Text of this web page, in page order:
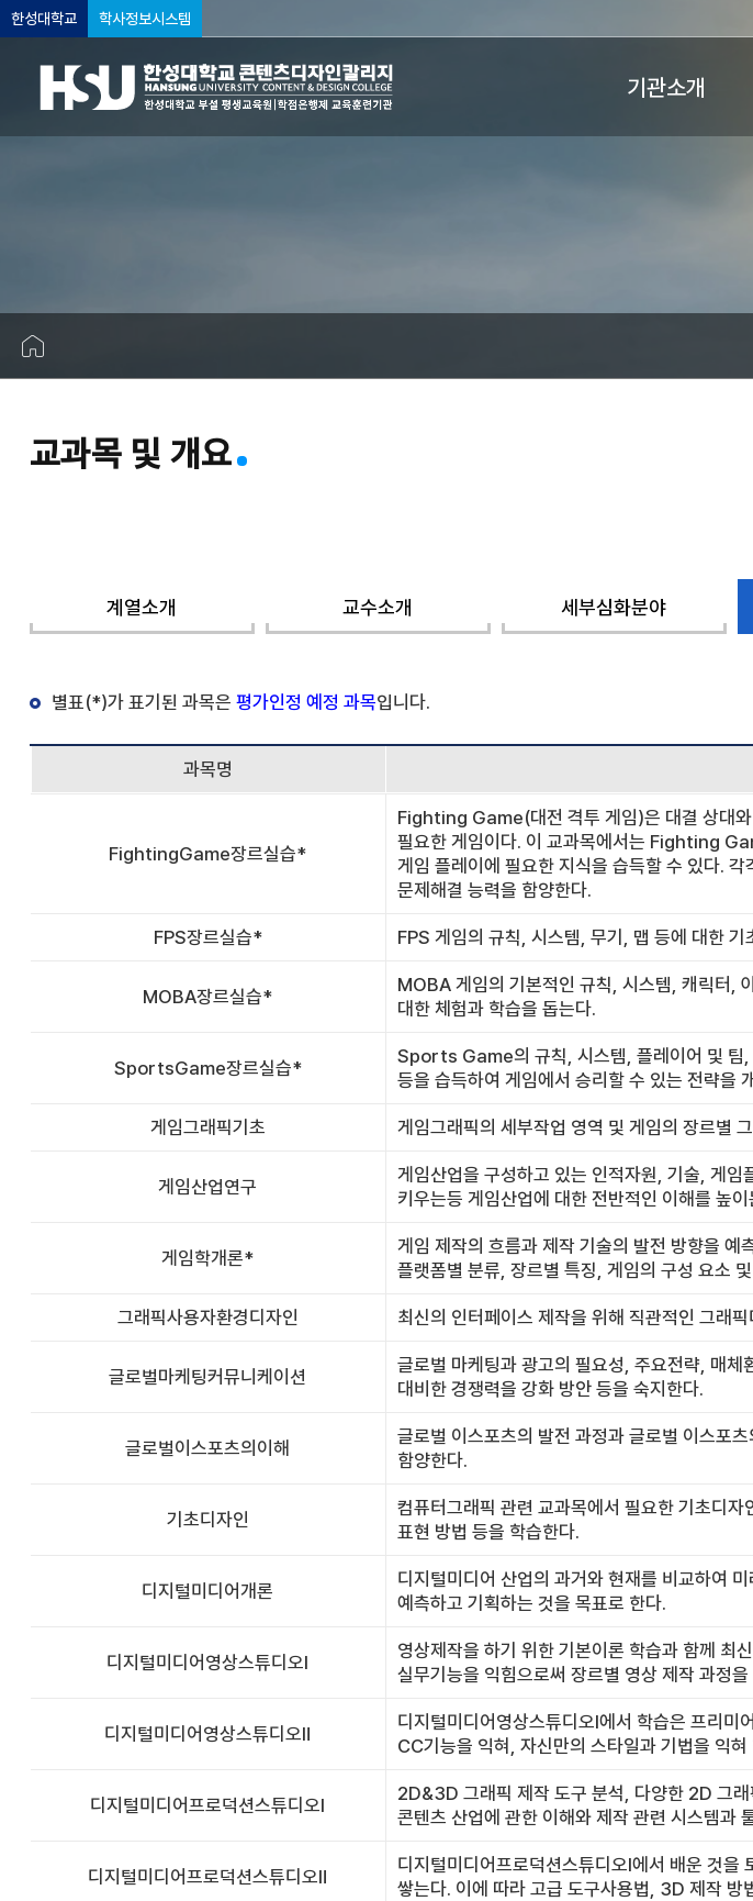
한성대학교 학사정보시스템
기관소개
교과목 및 개요
계열소개 교수소개 세부심화분야
별표(*)가 표기된 과목은 평가인정 예정 과목입니다.
과목명
FightingGame장르실습*
Fighting Game(대전 격투 게임)은 대결 상대와
필요한 게임이다. 이 교과목에서는 Fighting
게임 플레이에 필요한 지식을 습득할 수 있다.
문제해결 능력을 함양한다.
FPS장르실습* FPS 게임의 규칙, 시스템, 무기, 맵 등에 대한
MOBA장르실습*
MOBA 게임의 기본적인 규칙, 시스템, 캐릭터,
대한 체험과 학습을 돕는다.
SportsGame장르실습*
Sports Game의 규칙, 시스템, 플레이어 및 팀,
등을 습득하여 게임에서 승리할 수 있는 전략을
게임그래픽기초 게임그래픽의 세부작업 영역 및 게임의 장르별
게임산업연구
게임산업을 구성하고 있는 인적자원, 기술, 게
키우는등 게임산업에 대한 전반적인 이해를 높
게임학개론*
게임 제작의 흐름과 제작 기술의 발전 방향을 예
플랫폼별 분류, 장르별 특징, 게임의 구성 요소
그래픽사용자환경디자인 최신의 인터페이스 제작을 위해 직관적인 그래
글로벌마케팅커뮤니케이션
글로벌 마케팅과 광고의 필요성, 주요전략, 매체
대비한 경쟁력을 강화 방안 등을 숙지한다.
글로벌이스포츠의이해
글로벌 이스포츠의 발전 과정과 글로벌 이스포
함양한다.
기초디자인
컴퓨터그래픽 관련 교과목에서 필요한 기초디
표현 방법 등을 학습한다.
디지털미디어개론
디지털미디어 산업의 과거와 현재를 비교하여
예측하고 기획하는 것을 목표로 한다.
디지털미디어영상스튜디오Ⅰ
영상제작을 하기 위한 기본이론 학습과 함께
실무기능을 익힘으로써 장르별 영상 제작 과정
디지털미디어영상스튜디오Ⅱ
디지털미디어영상스튜디오Ⅰ에서 학습은 프리
CC기능을 익혀, 자신만의 스타일과 기법을 익
디지털미디어프로덕션스튜디오Ⅰ
2D&3D 그래픽 제작 도구 분석, 다양한 2D 그
콘텐츠 산업에 관한 이해와 제작 관련 시스템과
디지털미디어프로덕션스튜디오Ⅱ
디지털미디어프로덕션스튜디오Ⅰ에서 배운 것
쌓는다. 이에 따라 고급 도구사용법, 3D 제작 방